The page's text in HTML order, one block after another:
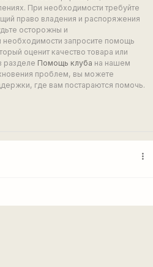
При необходимости требуйте
право владения и распоряжения
осторожны и
необходимости запросите помощь
оценит качество товара или
разделе Помощь клуба на нашем
проблем, вы можете
где вам постараются помочь.
more_vert